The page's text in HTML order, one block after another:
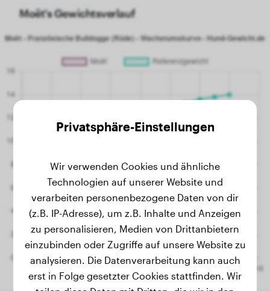
Moët's Gewichtsverlauf
Privatsphäre-Einstellungen
Wir verwenden Cookies und ähnliche
Technologien auf unserer Website und
verarbeiten personenbezogene Daten von dir
(z.B. IP-Adresse), um z.B. Inhalte und Anzeigen
zu personalisieren, Medien von Drittanbietern
einzubinden oder Zugriffe auf unsere Website zu
analysieren. Die Datenverarbeitung kann auch
erst in Folge gesetzter Cookies stattfinden. Wir